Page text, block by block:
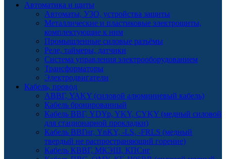
Автоматика и щиты
Автоматы, УЗО, устройства защиты
Металлические и пластиковые электрощиты,
комплектующие к ним
Промышленные силовые разъёмы
Реле, таймеры, датчики
Система управления электрооборудованием
Трансформаторы
Электродвигатели
Кабель, провод
АВВГ, YAKY (силовой алюминиевый кабель)
Кабель бронированный
Кабель ВВГ, YDYp, YKY, CYKY (медный силовой
для стационарной прокладки)
Кабель ВВГнг, YnKY, -LS, -FRLS (медный
твердый не распространяющий горение)
Кабель КВВГ, МКЭШ, КПСнг